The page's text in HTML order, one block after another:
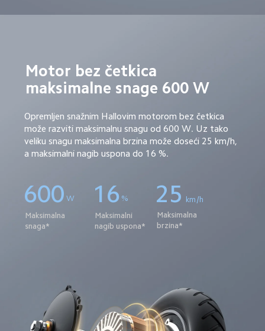
Motor bez četkica
maksimalne snage 600 W
Opremljen snažnim Hallovim motorom bez četkica
može razviti maksimalnu snagu od 600 W. Uz tako
veliku snagu maksimalna brzina može doseći 25 km/h,
a maksimalni nagib uspona do 16 %.
600 W 16 % 25 km/h
Maksimalna
snaga*
Maksimalni
nagib uspona*
Maksimalna
brzina*